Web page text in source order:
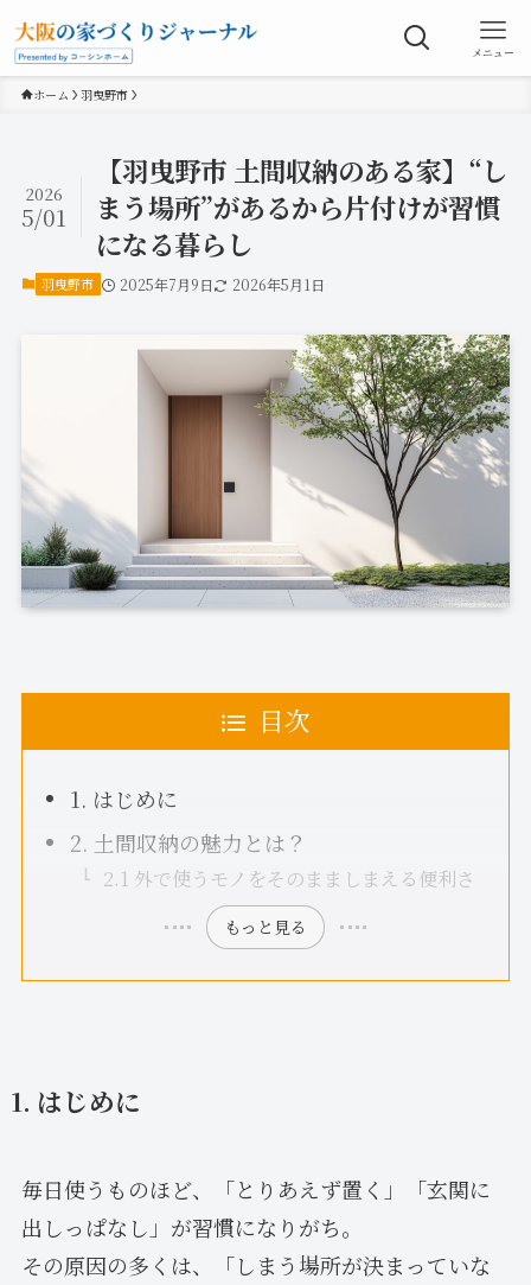
メニュー
ホーム 羽曳野市
【羽曳野市 土間収納のある家】“し
まう場所”があるから片付けが習慣
になる暮らし
2026
5/01
羽曳野市 2025年7月9日 2026年5月1日
目次
1. はじめに
2. 土間収納の魅力とは？
2.1 外で使うモノをそのまましまえる便利さ
もっと見る
1. はじめに
毎日使うものほど、「とりあえず置く」「玄関に
出しっぱなし」が習慣になりがち。
その原因の多くは、「しまう場所が決まっていな